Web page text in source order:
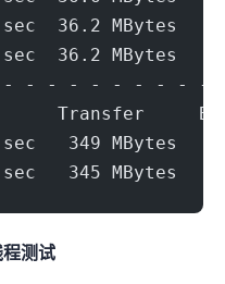
sec  36.2
sec  36.2
- - - - - - - - -
Transfer
349 MBytes
345 MBytes
单线程测试